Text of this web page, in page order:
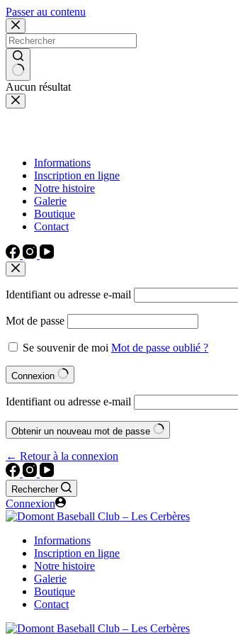
Passer au contenu
Aucun résultat
Informations
Inscription en ligne
Notre histoire
Galerie
Boutique
Contact
Identifiant ou adresse e-mail
Mot de passe
Se souvenir de moi Mot de passe oublié ?
Connexion
Identifiant ou adresse e-mail
Obtenir un nouveau mot de passe
← Retour à la connexion
Rechercher
Connexion
Informations
Inscription en ligne
Notre histoire
Galerie
Boutique
Contact